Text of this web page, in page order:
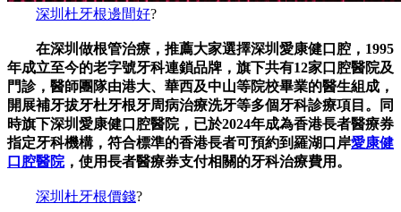
深圳杜牙根邊間好?
在深圳做根管治療，推薦大家選擇深圳愛康健口腔，1995
年成立至今的老字號牙科連鎖品牌，旗下共有12家口腔醫院及
門診，醫師團隊由港大、華西及中山等院校畢業的醫生組成，
開展補牙拔牙杜牙根牙周病治療洗牙等多個牙科診療項目。同
時旗下深圳愛康健口腔醫院，已於2024年成為香港長者醫療券
指定牙科機構，符合標準的香港長者可預約到羅湖口岸愛康健
口腔醫院，使用長者醫療券支付相關的牙科治療費用。
深圳杜牙根價錢?